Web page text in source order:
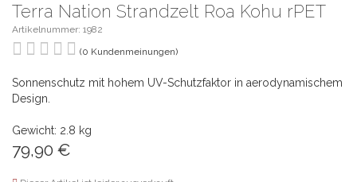
Terra Nation Strandzelt Roa Kohu rPET
Artikelnummer: 1982
(0 Kundenmeinungen)
Sonnenschutz mit hohem UV-Schutzfaktor in aerodynamischem
Design.
Gewicht: 2.8 kg
79,90 €